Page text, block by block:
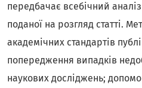
передбачає всебічний
поданої на розгляд статті.
академічних стандартів
попередження випадків
наукових досліджень;